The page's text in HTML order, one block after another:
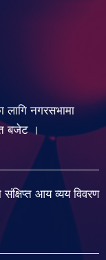
नगरसभामा
बजेट ।
आय व्यय विवरण